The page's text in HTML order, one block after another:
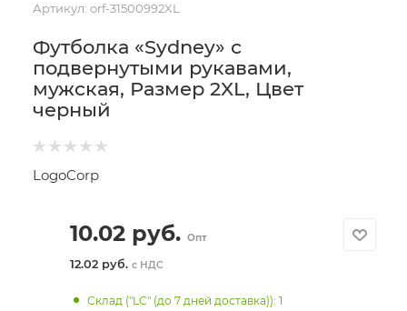
Артикул: orf-31500992XL
Футболка «Sydney» с
подвернутыми рукавами,
мужская, Размер 2XL, Цвет
черный
LogoCorp
10.02руб. Опт
12.02 руб. с НДС
Склад ("LC" (до 7 дней доставка)): 1